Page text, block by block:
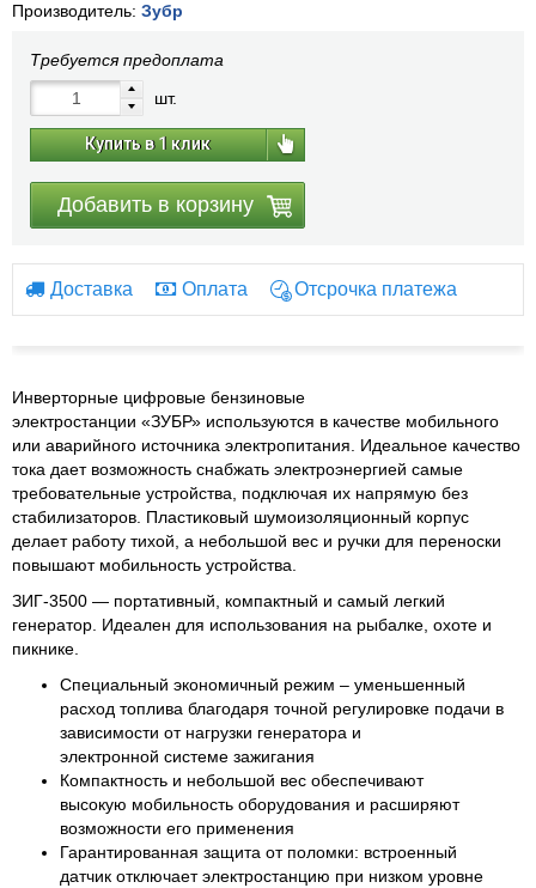
Производитель: Зубр
Требуется предоплата
шт.
Купить в 1 клик
Добавить в корзину
Доставка Оплата Отсрочка платежа
Инверторные цифровые бензиновые
электростанции «ЗУБР» используются в качестве мобильного
или аварийного источника электропитания. Идеальное качество
тока дает возможность снабжать электроэнергией самые
требовательные устройства, подключая их напрямую без
стабилизаторов. Пластиковый шумоизоляционный корпус
делает работу тихой, а небольшой вес и ручки для переноски
повышают мобильность устройства.
ЗИГ-3500 — портативный, компактный и самый легкий
генератор. Идеален для использования на рыбалке, охоте и
пикнике.
Специальный экономичный режим – уменьшенный
расход топлива благодаря точной регулировке подачи в
зависимости от нагрузки генератора и
электронной системе зажигания
Компактность и небольшой вес обеспечивают
высокую мобильность оборудования и расширяют
возможности его применения
Гарантированная защита от поломки: встроенный
датчик отключает электростанцию при низком уровне